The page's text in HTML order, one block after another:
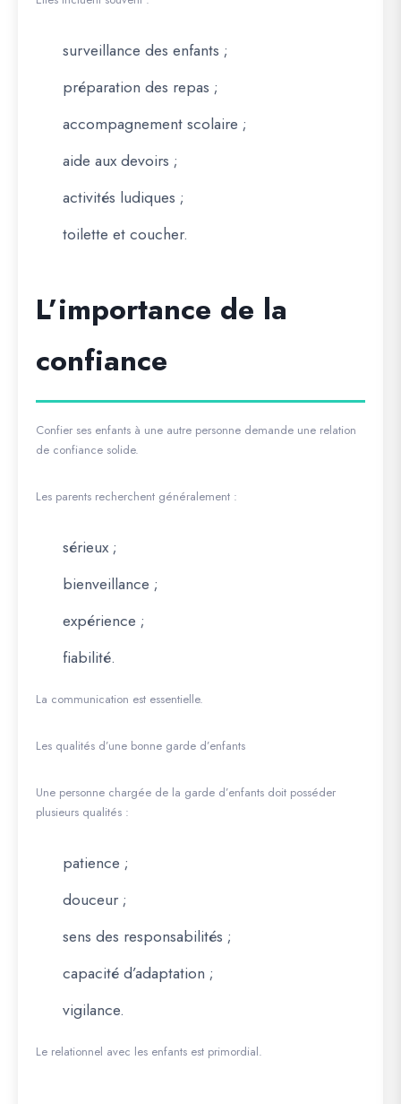
surveillance des enfants ;
préparation des repas ;
accompagnement scolaire ;
aide aux devoirs ;
activités ludiques ;
toilette et coucher.
L’importance de la
confiance
Confier ses enfants à une autre personne demande une relation
de confiance solide.
Les parents recherchent généralement :
sérieux ;
bienveillance ;
expérience ;
fiabilité.
La communication est essentielle.
Les qualités d’une bonne garde d’enfants
Une personne chargée de la garde d’enfants doit posséder
plusieurs qualités :
patience ;
douceur ;
sens des responsabilités ;
capacité d’adaptation ;
vigilance.
Le relationnel avec les enfants est primordial.